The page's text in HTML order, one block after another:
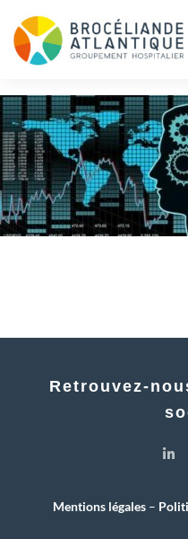
Retrouvez-
Mentions légales –